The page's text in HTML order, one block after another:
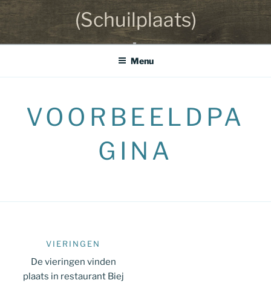
(Schuilplaats)
Menu
VOORBEELDPA
GINA
VIERINGEN
De vieringen vinden
plaats in restaurant Biej